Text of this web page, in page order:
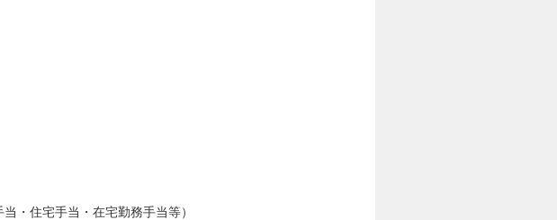
・住宅手当・在宅勤務手当等）